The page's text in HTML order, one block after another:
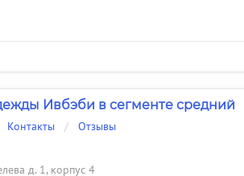
Ивбэби в сегменте средний
Контакты /
Отзывы
д. 1, корпус 4